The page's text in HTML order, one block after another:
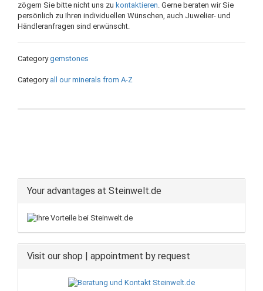
zögern Sie bitte nicht uns zu kontaktieren. Gerne beraten wir Sie
persönlich zu Ihren individuellen Wünschen, auch Juwelier- und
Händleranfragen sind erwünscht.
Category gemstones
Category all our minerals from A-Z
Your advantages at Steinwelt.de
Visit our shop | appointment by request